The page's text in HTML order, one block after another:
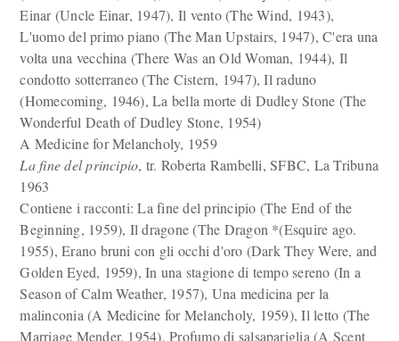
Einar (Uncle Einar, 1947), Il vento (The Wind, 1943),
L'uomo del primo piano (The Man Upstairs, 1947), C'era una
volta una vecchina (There Was an Old Woman, 1944), Il
condotto sotterraneo (The Cistern, 1947), Il raduno
(Homecoming, 1946), La bella morte di Dudley Stone (The
Wonderful Death of Dudley Stone, 1954)
A Medicine for Melancholy, 1959
La fine del principio, tr. Roberta Rambelli, SFBC, La Tribuna
1963
Contiene i racconti: La fine del principio (The End of the
Beginning, 1959), Il dragone (The Dragon *(Esquire ago.
1955), Erano bruni con gli occhi d'oro (Dark They Were, and
Golden Eyed, 1959), In una stagione di tempo sereno (In a
Season of Calm Weather, 1957), Una medicina per la
malinconia (A Medicine for Melancholy, 1959), Il letto (The
Marriage Mender, 1954), Profumo di salsapariglia (A Scent